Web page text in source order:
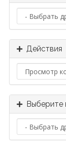
Действия
Выберите